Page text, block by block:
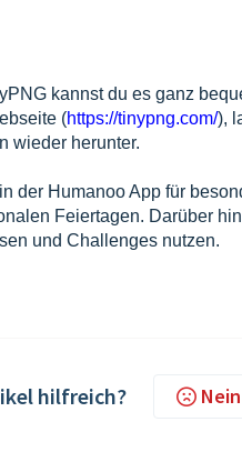
kannst du es ganz
(https://tinypng.com/),
wieder herunter.
der Humanoo App für
Feiertagen. Darüber
und Challenges nutzen.
hilfreich? Nein